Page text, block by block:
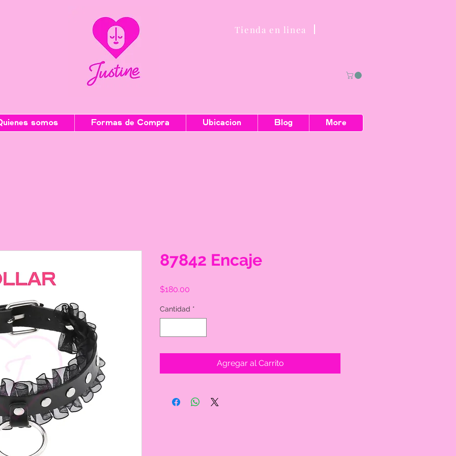
Tienda en linea
somos Formas de Compra Ubicacion Blog More
87842 Encaje
$180.00
Cantidad *
Agregar al Carrito